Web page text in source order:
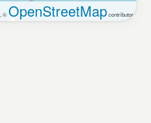
, ©OpenStreetMapcontributors